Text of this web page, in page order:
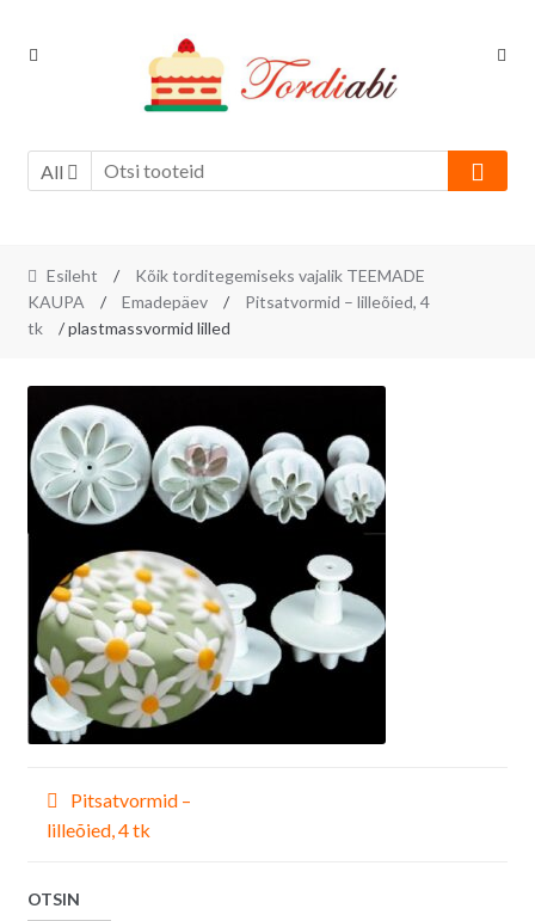
Skip
Skip
All
Esileht /
Kõik torditegemiseks vajalik TEEMADE
KAUPA
/ Emadepäev /
Pitsatvormid – lilleõied, 4
tk
/ plastmassvormid lilled
Navigeerimine
Pitsatvormid –
lilleõied, 4 tk
OTSIN